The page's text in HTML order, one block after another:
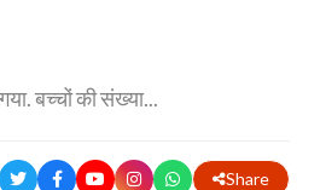
बच्चों की संख्या...
Share